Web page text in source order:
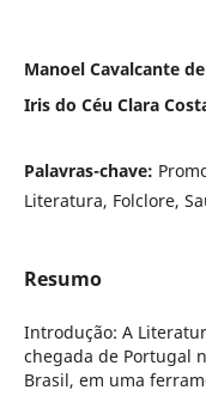
Manoel Cavalcante
Iris do Céu Clara
Palavras-chave:
Literatura, Folclore,
Resumo
Introdução: A
chegada de Portugal
Brasil, em uma